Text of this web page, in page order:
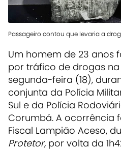
Passageiro contou que levaria a
Um homem de 23 anos
por tráfico de drogas
segunda-feira (18),
conjunta da Polícia
Sul e da Polícia
Corumbá. A ocorrência
Fiscal Lampião Aceso,
Protetor, por volta da